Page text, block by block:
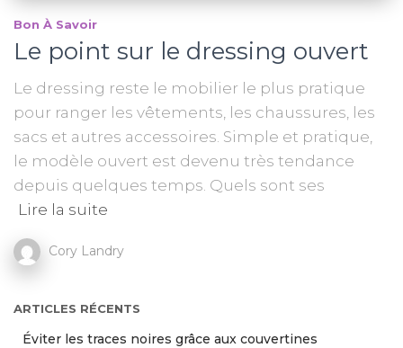
Bon À Savoir
Le point sur le dressing ouvert
Le dressing reste le mobilier le plus pratique
pour ranger les vêtements, les chaussures, les
sacs et autres accessoires. Simple et pratique,
le modèle ouvert est devenu très tendance
depuis quelques temps. Quels sont ses
Lire la suite
Cory Landry
ARTICLES RÉCENTS
Éviter les traces noires grâce aux couvertines